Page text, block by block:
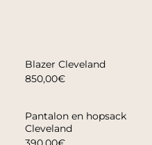
Blazer Cleveland
850,00€
Pantalon en hopsack
Cleveland